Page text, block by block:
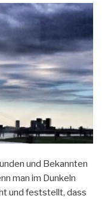
und Bekannten
man im Dunkeln
und feststellt, dass